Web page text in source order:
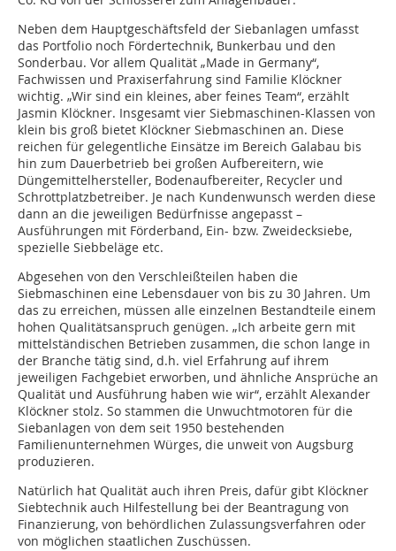
Neben dem Hauptgeschäftsfeld der Siebanlagen umfasst
das Portfolio noch Fördertechnik, Bunkerbau und den
Sonderbau. Vor allem Qualität „Made in Germany“,
Fachwissen und Praxiserfahrung sind Familie Klöckner
wichtig. „Wir sind ein kleines, aber feines Team“, erzählt
Jasmin Klöckner. Insgesamt vier Siebmaschinen-Klassen von
klein bis groß bietet Klöckner Siebmaschinen an. Diese
reichen für gelegentliche Einsätze im Bereich Galabau bis
hin zum Dauerbetrieb bei großen Aufbereitern, wie
Düngemittelhersteller, Bodenaufbereiter, Recycler und
Schrottplatzbetreiber. Je nach Kundenwunsch werden diese
dann an die jeweiligen Bedürfnisse angepasst –
Ausführungen mit Förderband, Ein- bzw. Zweidecksiebe,
spezielle Siebbeläge etc.
Abgesehen von den Verschleißteilen haben die
Siebmaschinen eine Lebensdauer von bis zu 30 Jahren. Um
das zu erreichen, müssen alle einzelnen Bestandteile einem
hohen Qualitätsanspruch genügen. „Ich arbeite gern mit
mittelständischen Betrieben zusammen, die schon lange in
der Branche tätig sind, d.h. viel Erfahrung auf ihrem
jeweiligen Fachgebiet erworben, und ähnliche Ansprüche an
Qualität und Ausführung haben wie wir“, erzählt Alexander
Klöckner stolz. So stammen die Unwuchtmotoren für die
Siebanlagen von dem seit 1950 bestehenden
Familienunternehmen Würges, die unweit von Augsburg
produzieren.
Natürlich hat Qualität auch ihren Preis, dafür gibt Klöckner
Siebtechnik auch Hilfestellung bei der Beantragung von
Finanzierung, von behördlichen Zulassungsverfahren oder
von möglichen staatlichen Zuschüssen.